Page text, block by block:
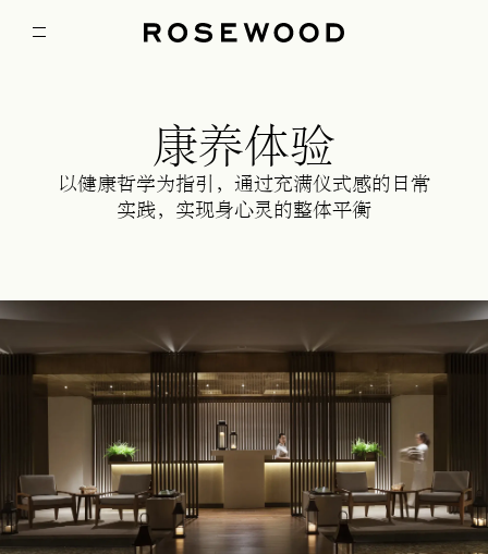
康养体验
以健康哲学为指引，通过充满仪式感的日常
实践，实现身心灵的整体平衡